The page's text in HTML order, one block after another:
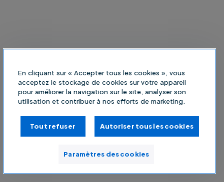
En cliquant sur « Accepter tous les cookies », vous
acceptez le stockage de cookies sur votre appareil
pour améliorer la navigation sur le site, analyser son
utilisation et contribuer à nos efforts de marketing.
Tout refuser Autoriser tous les cookies
Paramètres des cookies